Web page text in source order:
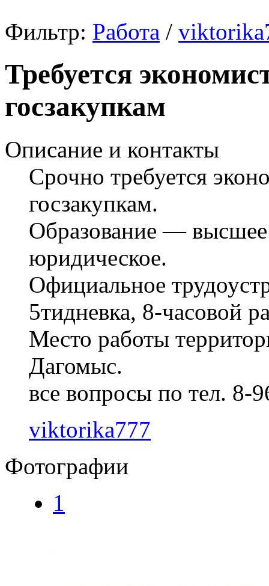
Фильтр: Работа /
Требуется
госзакупкам
Описание и контакты
Срочно требуется
госзакупкам.
Образование — высшее
юридическое.
Официальное
5тидневка, 8-часовой
Место работы
Дагомыс.
все вопросы по тел. 8-
viktorika777
Фотографии
1